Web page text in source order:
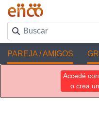
PAREJA / AMIGOS
Accedé
o crea